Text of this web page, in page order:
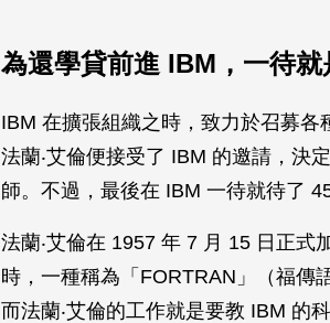
為還學貸前進 IBM，一待就
IBM 在擴張組織之時，致力於召募各
法蘭‧艾倫便接受了 IBM 的邀請，決
師。不過，最後在 IBM 一待就待了
法蘭‧艾倫在 1957 年 7 月 15 日正式
時，一種稱為「FORTRAN」（福傳
而法蘭‧艾倫的工作就是要教 IBM 的